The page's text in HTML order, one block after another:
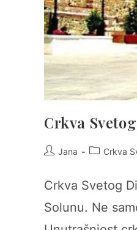
Crkva
PostJana
PostCrkva
Crkva Svetog
Solunu. Ne